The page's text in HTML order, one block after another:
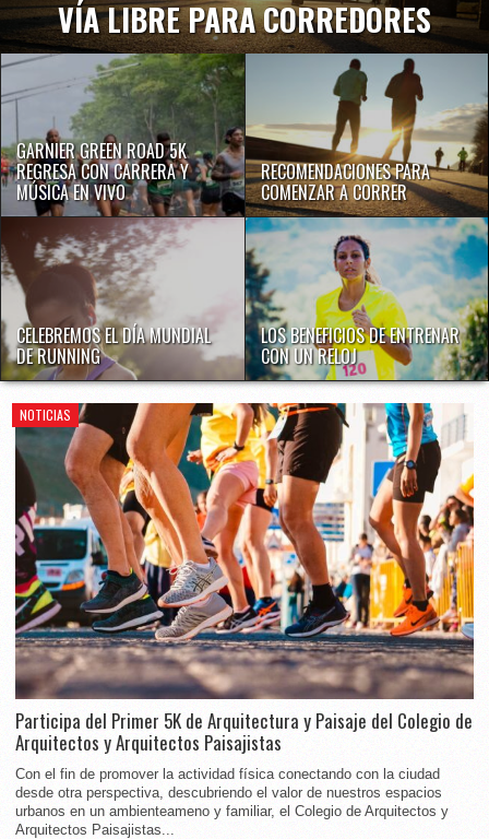
VÍA LIBRE PARA CORREDORES
GARNIER GREEN ROAD 5K
REGRESA CON CARRERA Y
MÚSICA EN VIVO
RECOMENDACIONES PARA
COMENZAR A CORRER
CELEBREMOS EL DÍA MUNDIAL
DE RUNNING
LOS BENEFICIOS DE ENTRENAR
CON UN RELOJ
NOTICIAS
Participa del Primer 5K de Arquitectura y Paisaje del Colegio de
Arquitectos y Arquitectos Paisajistas
Con el fin de promover la actividad física conectando con la ciudad
desde otra perspectiva, descubriendo el valor de nuestros espacios
urbanos en un ambienteameno y familiar, el Colegio de Arquitectos y
Arquitectos Paisajistas...